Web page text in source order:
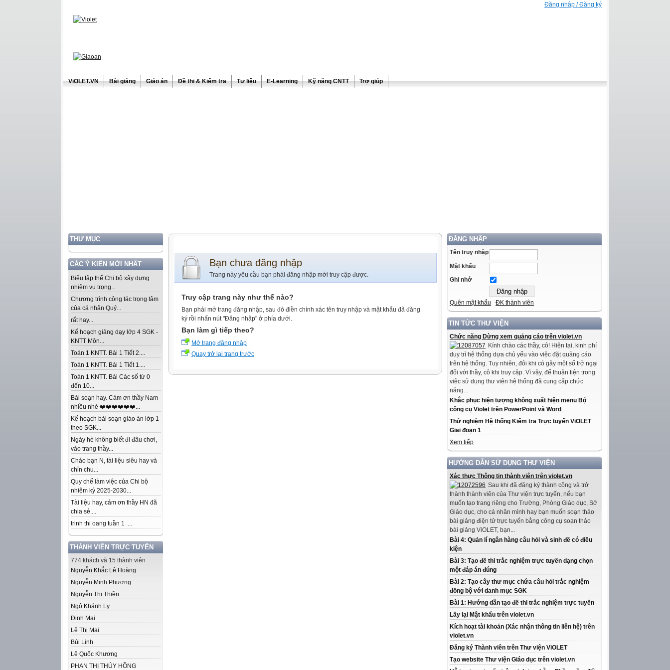
Đăng nhập / Đăng ký
ViOLET.VN Bài giảng Giáo án Đề thi & Kiểm tra Tư liệu E-Learning Kỹ năng CNTT Trợ giúp
THƯ MỤC
CÁC Ý KIẾN MỚI NHẤT
Biểu tập thể Chi bộ xây dựng
nhiệm vụ trọng...
Chương trình công tác trọng tâm
của cá nhân Quý...
rất hay...
Kế hoạch giảng dạy lớp 4 SGK -
KNTT Môn...
Toán 1 KNTT. Bài 1 Tiết 2....
Toán 1 KNTT. Bài 1 Tiết 1....
Toán 1 KNTT. Bài Các số từ 0
đến 10...
Bài soạn hay. Cảm ơn thầy Nam
nhiều nhé ❤️❤️❤️❤️❤️❤️...
Kế hoạch bài soạn giáo án lớp 1
theo SGK...
Ngày hè không biết đi đâu chơi,
vào trang thầy...
Chào bạn N, tài liệu siêu hay và
chỉn chu...
Quy chế làm việc của Chi bộ
nhiệm kỳ 2025-2030...
Tài liệu hay, cảm ơn thầy HN đã
chia sẻ....
trinh thi oang tuần 1 ...
THÀNH VIÊN TRỰC TUYẾN
774 khách và 15 thành viên
Nguyễn Khắc Lê Hoàng
Nguyễn Minh Phượng
Nguyễn Thị Thiền
Ngô Khánh Ly
Đinh Mai
Lê Thị Mai
Bùi Linh
Lê Quốc Khương
PHAN THỊ THÚY HỒNG
ĐĂNG NHẬP
Tên truy nhập
Mật khẩu
Ghi nhớ
Quên mật khẩu ĐK thành viên
TIN TỨC THƯ VIỆN
Chức năng Dừng xem quảng cáo trên violet.vn
Kính chào các thầy, cô! Hiện tại, kinh phí
duy trì hệ thống dựa chủ yếu vào việc đặt quảng cáo
trên hệ thống. Tuy nhiên, đôi khi có gây một số trở ngại
đối với thầy, cô khi truy cập. Vì vậy, để thuận tiện trong
việc sử dụng thư viện hệ thống đã cung cấp chức
năng...
Khắc phục hiện tượng không xuất hiện menu Bộ
công cụ Violet trên PowerPoint và Word
Thử nghiệm Hệ thống Kiểm tra Trực tuyến ViOLET
Giai đoạn 1
Xem tiếp
HƯỚNG DẪN SỬ DỤNG THƯ VIỆN
Xác thực Thông tin thành viên trên violet.vn
Sau khi đã đăng ký thành công và trở
thành thành viên của Thư viện trực tuyến, nếu bạn
muốn tạo trang riêng cho Trường, Phòng Giáo dục, Sở
Giáo dục, cho cá nhân mình hay bạn muốn soạn thảo
bài giảng điện tử trực tuyến bằng công cụ soạn thảo
bài giảng ViOLET, bạn...
Bài 4: Quản lí ngân hàng câu hỏi và sinh đề có điều
kiện
Bài 3: Tạo đề thi trắc nghiệm trực tuyến dạng chọn
một đáp án đúng
Bài 2: Tạo cây thư mục chứa câu hỏi trắc nghiệm
đồng bộ với danh mục SGK
Bài 1: Hướng dẫn tạo đề thi trắc nghiệm trực tuyến
Lấy lại Mật khẩu trên violet.vn
Kích hoạt tài khoản (Xác nhận thông tin liên hệ) trên
violet.vn
Đăng ký Thành viên trên Thư viện ViOLET
Tạo website Thư viện Giáo dục trên violet.vn
Bạn chưa đăng nhập
Trang này yêu cầu bạn phải đăng nhập mới truy cập được.
Truy cập trang này như thế nào?
Bạn phải mở trang đăng nhập, sau đó điền chính xác tên truy nhập và mật khẩu đã đăng
ký rồi nhấn nút "Đăng nhập" ở phía dưới.
Bạn làm gì tiếp theo?
Mở trang đăng nhập
Quay trở lại trang trước